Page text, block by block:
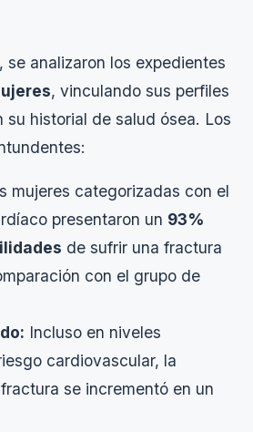
se analizaron los expedientes
, vinculando sus perfiles
historial de salud ósea. Los
mujeres categorizadas con el
presentaron un 93%
de sufrir una fractura
con el grupo de
Incluso en niveles
cardiovascular, la
se incrementó en un